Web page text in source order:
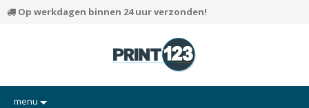
Op werkdagen binnen 24 uur verzonden!
menu